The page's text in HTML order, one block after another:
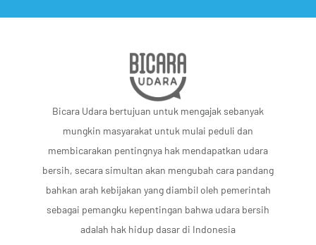
Bicara Udara bertujuan untuk mengajak sebanyak
mungkin masyarakat untuk mulai peduli dan
membicarakan pentingnya hak mendapatkan udara
bersih, secara simultan akan mengubah cara pandang
bahkan arah kebijakan yang diambil oleh pemerintah
sebagai pemangku kepentingan bahwa udara bersih
adalah hak hidup dasar di Indonesia